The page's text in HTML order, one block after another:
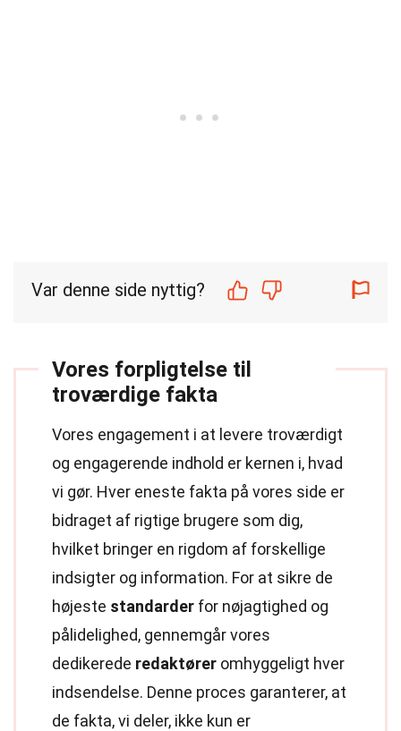
Var denne side nyttig?
Vores forpligtelse til
troværdige fakta
Vores engagement i at levere troværdigt
og engagerende indhold er kernen i, hvad
vi gør. Hver eneste fakta på vores side er
bidraget af rigtige brugere som dig,
hvilket bringer en rigdom af forskellige
indsigter og information. For at sikre de
højeste standarder for nøjagtighed og
pålidelighed, gennemgår vores
dedikerede redaktører omhyggeligt hver
indsendelse. Denne proces garanterer, at
de fakta, vi deler, ikke kun er